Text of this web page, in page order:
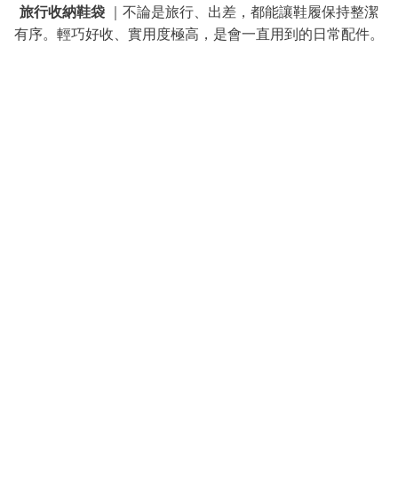
旅行收納鞋袋 ｜不論是旅行、出差，都能讓鞋履保持整潔
有序。輕巧好收、實用度極高，是會一直用到的日常配件。